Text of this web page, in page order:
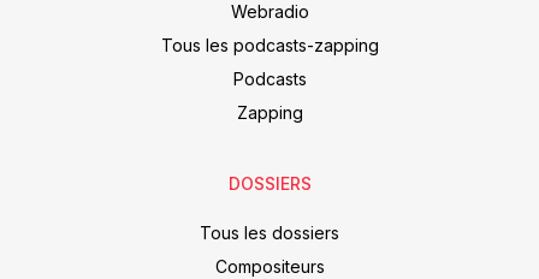
Webradio
Tous les podcasts-zapping
Podcasts
Zapping
DOSSIERS
Tous les dossiers
Compositeurs